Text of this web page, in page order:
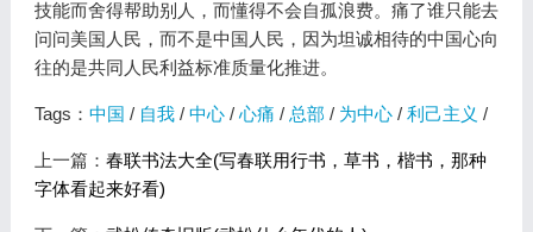
技能而舍得帮助别人，而懂得不会自孤浪费。痛了谁只能去
问问美国人民，而不是中国人民，因为坦诚相待的中国心向
往的是共同人民利益标准质量化推进。
Tags： 中国 / 自我/ 中心/ 心痛 / 总部 / 为中心/ 利己主义 /
上一篇： 春联书法大全(写春联用行书，草书，楷书，那种
字体看起来好看)